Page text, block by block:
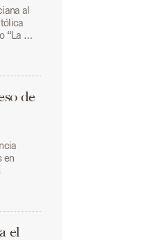
al
“La …
de
en
el